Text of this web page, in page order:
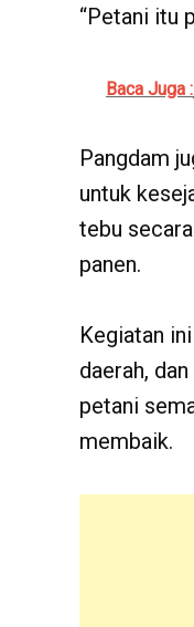
“Petani itu
Baca Juga :
Pangdam
untuk
tebu
panen.
Kegiatan
daerah,
petani
membaik.